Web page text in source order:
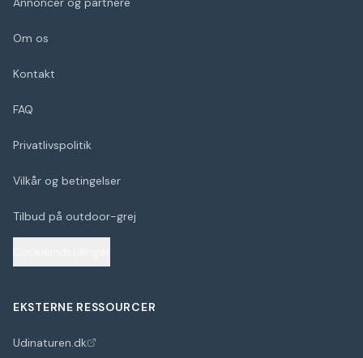
Om os
Kontakt
FAQ
Privatlivspolitik
Vilkår og betingelser
Tilbud på outdoor-grej
EKSTERNE RESSOURCER
Udinaturen.dk
(åbner i nyt faneblad)